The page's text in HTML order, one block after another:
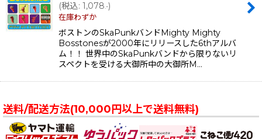
(税込: 1,078.-)
在庫わずか
ボストンのSkaPunkバンドMighty Mighty
Bosstonesが2000年にリリースした6thアルバ
ム！！ 世界中のSkaPunkバンドから限りないリ
スペクトを受ける大御所中の大御所M…
送料/配送方法(10,000円以上で送料無料)